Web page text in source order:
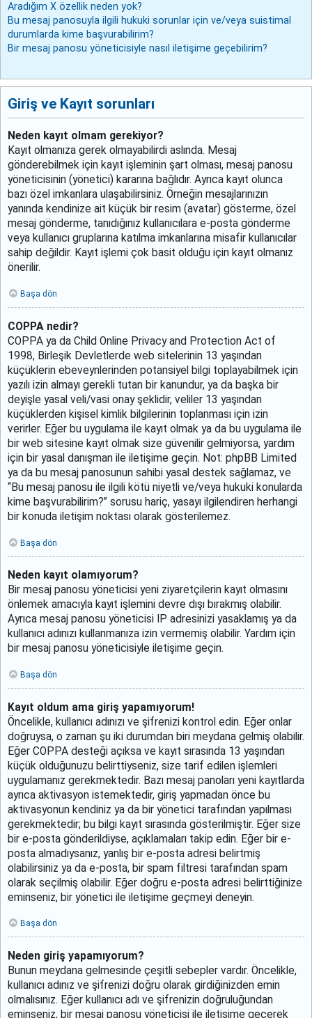
Aradığım X özellik neden yok?
Bu mesaj panosuyla ilgili hukuki sorunlar için ve/veya suistimal
durumlarda kime başvurabilirim?
Bir mesaj panosu yöneticisiyle nasıl iletişime geçebilirim?
Giriş ve Kayıt sorunları
Neden kayıt olmam gerekiyor?
Kayıt olmanıza gerek olmayabilirdi aslında. Mesaj
gönderebilmek için kayıt işleminin şart olması, mesaj panosu
yöneticisinin (yönetici) kararına bağlıdır. Ayrıca kayıt olunca
bazı özel imkanlara ulaşabilirsiniz. Örneğin mesajlarınızın
yanında kendinize ait küçük bir resim (avatar) gösterme, özel
mesaj gönderme, tanıdığınız kullanıcılara e-posta gönderme
veya kullanıcı gruplarına katılma imkanlarına misafir kullanıcılar
sahip değildir. Kayıt işlemi çok basit olduğu için kayıt olmanız
önerilir.
Başa dön
COPPA nedir?
COPPA ya da Child Online Privacy and Protection Act of
1998, Birleşik Devletlerde web sitelerinin 13 yaşından
küçüklerin ebeveynlerinden potansiyel bilgi toplayabilmek için
yazılı izin almayı gerekli tutan bir kanundur, ya da başka bir
deyişle yasal veli/vasi onay şeklidir, veliler 13 yaşından
küçüklerden kişisel kimlik bilgilerinin toplanması için izin
verirler. Eğer bu uygulama ile kayıt olmak ya da bu uygulama ile
bir web sitesine kayıt olmak size güvenilir gelmiyorsa, yardım
için bir yasal danışman ile iletişime geçin. Not: phpBB Limited
ya da bu mesaj panosunun sahibi yasal destek sağlamaz, ve
“Bu mesaj panosu ile ilgili kötü niyetli ve/veya hukuki konularda
kime başvurabilirim?” sorusu hariç, yasayı ilgilendiren herhangi
bir konuda iletişim noktası olarak gösterilemez.
Başa dön
Neden kayıt olamıyorum?
Bir mesaj panosu yöneticisi yeni ziyaretçilerin kayıt olmasını
önlemek amacıyla kayıt işlemini devre dışı bırakmış olabilir.
Ayrıca mesaj panosu yöneticisi IP adresinizi yasaklamış ya da
kullanıcı adınızı kullanmanıza izin vermemiş olabilir. Yardım için
bir mesaj panosu yöneticisiyle iletişime geçin.
Başa dön
Kayıt oldum ama giriş yapamıyorum!
Öncelikle, kullanıcı adınızı ve şifrenizi kontrol edin. Eğer onlar
doğruysa, o zaman şu iki durumdan biri meydana gelmiş olabilir.
Eğer COPPA desteği açıksa ve kayıt sırasında 13 yaşından
küçük olduğunuzu belirttiyseniz, size tarif edilen işlemleri
uygulamanız gerekmektedir. Bazı mesaj panoları yeni kayıtlarda
ayrıca aktivasyon istemektedir, giriş yapmadan önce bu
aktivasyonun kendiniz ya da bir yönetici tarafından yapılması
gerekmektedir; bu bilgi kayıt sırasında gösterilmiştir. Eğer size
bir e-posta gönderildiyse, açıklamaları takip edin. Eğer bir e-
posta almadıysanız, yanlış bir e-posta adresi belirtmiş
olabilirsiniz ya da e-posta, bir spam filtresi tarafından spam
olarak seçilmiş olabilir. Eğer doğru e-posta adresi belirttiğinize
eminseniz, bir yönetici ile iletişime geçmeyi deneyin.
Başa dön
Neden giriş yapamıyorum?
Bunun meydana gelmesinde çeşitli sebepler vardır. Öncelikle,
kullanıcı adınız ve şifrenizi doğru olarak girdiğinizden emin
olmalısınız. Eğer kullanıcı adı ve şifrenizin doğruluğundan
eminseniz, bir mesaj panosu yöneticisi ile iletişime geçerek